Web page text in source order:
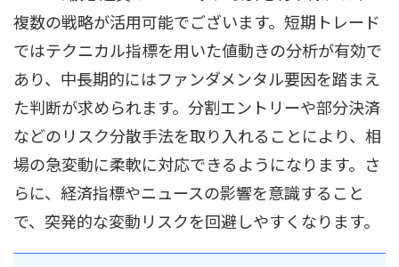
複数の戦略が活用可能でございます。短期トレード
ではテクニカル指標を用いた値動きの分析が有効で
あり、中長期的にはファンダメンタル要因を踏まえ
た判断が求められます。分割エントリーや部分決済
などのリスク分散手法を取り入れることにより、相
場の急変動に柔軟に対応できるようになります。さ
らに、経済指標やニュースの影響を意識すること
で、突発的な変動リスクを回避しやすくなります。